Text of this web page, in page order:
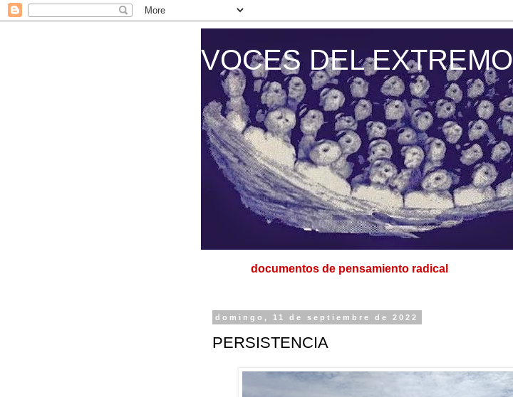
VOCES DEL EXTREMO
documentos de pensamiento radical
domingo, 11 de septiembre de 2022
PERSISTENCIA